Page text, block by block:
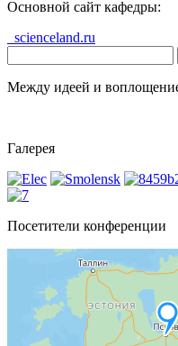
Основной сайт кафедры:
scienceland.ru
Между идеей и
Галерея
Посетители конференции